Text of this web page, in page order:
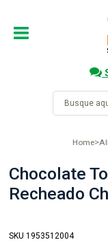
Home
Chocolate
Recheado
SKU 1953512004